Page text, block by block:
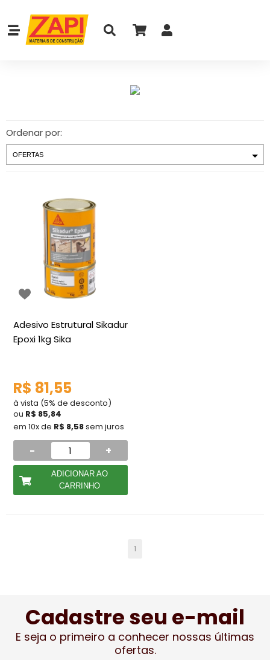
Ordenar por:
Adesivo Estrutural Sikadur
Epoxi 1kg Sika
R$ 81,55
à vista (5% de desconto)
ou R$ 85,84
em 10x de R$ 8,58sem juros
- +
ADICIONAR AO
CARRINHO
1
Cadastre seu e-mail
E seja o primeiro a conhecer nossas últimas
ofertas.